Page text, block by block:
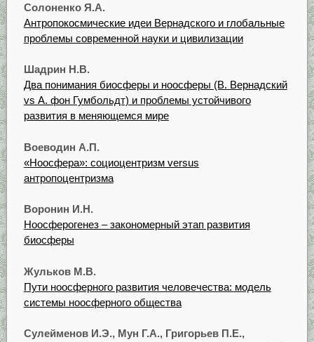
Солоненко Я.А.
Антропокосмические идеи Вернадского и глобальные
проблемы современной науки и цивилизации
Шадрин Н.В.
Два понимания биосферы и ноосферы (В. Вернадский
vs А. фон Гумбольдт) и проблемы устойчивого
развития в меняющемся мире
Воеводин А.П.
«Ноосфера»: социоцентризм versus
антропоцентризма
Воронин И.Н.
Ноосферогенез – закономерный этап развития
биосферы
Жульков М.В.
Пути ноосферного развития человечества: модель
системы ноосферного общества
Сулейменов И.Э., Мун Г.А., Григорьев П.Е.,